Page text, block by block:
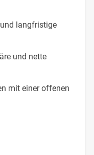
langfristige
und nette
mit einer offenen